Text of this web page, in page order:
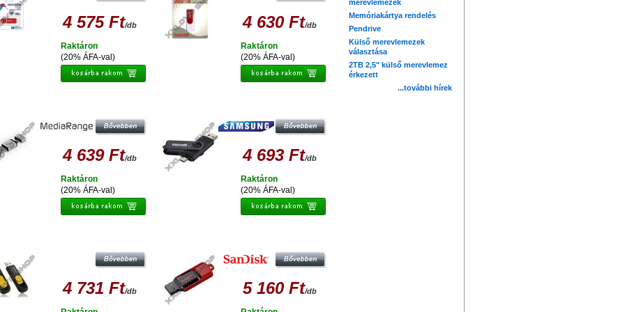
4 575 Ft/db
(20% ÁFA-val)
Raktáron
4 630 Ft/db
(20% ÁFA-val)
Raktáron
TELEFONOKHOZ, TABLETEKHEZ
4 639 Ft/db
(20% ÁFA-val)
Raktáron
TELEFONOKHOZ, TABLETEKHEZ
4 693 Ft/db
(20% ÁFA-val)
Raktáron
4 731 Ft/db 5 160 Ft/db
merevlemezek
Memóriakártya rendelés
Pendrive
Külső merevlemezek
választása
2TB 2,5" külső merevlemez
érkezett
...további hírek